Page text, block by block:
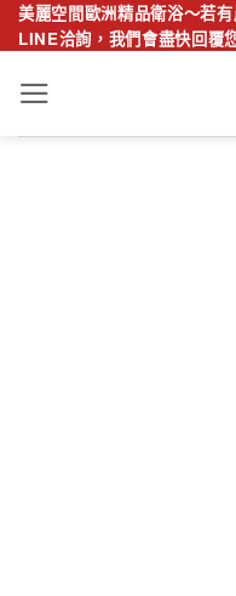
Skip
to
content
美麗空間歐洲精品衛浴～若
LINE洽詢，我們會盡快回覆